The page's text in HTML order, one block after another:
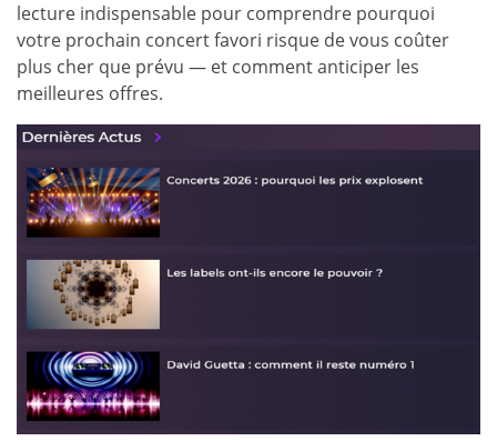
lecture indispensable pour comprendre pourquoi
votre prochain concert favori risque de vous coûter
plus cher que prévu — et comment anticiper les
meilleures offres.